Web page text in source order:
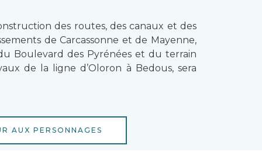
des routes, des canaux et des
de Carcassonne et de Mayenne,
Boulevard des Pyrénées et du terrain
de la ligne d’Oloron à Bedous, sera
AUX PERSONNAGES